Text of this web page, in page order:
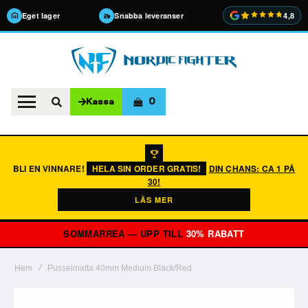
Eget lager Snabba leveranser 4,8
Kassa 0
BLI EN VINNARE! HELA SIN ORDER GRATIS!
DIN CHANS: CA 1 PÅ
30!
LÄS MER
SOMMARREA — UPP TILL 30% RABATT
Hem Pusselmatta 40mm Medium Black/Red